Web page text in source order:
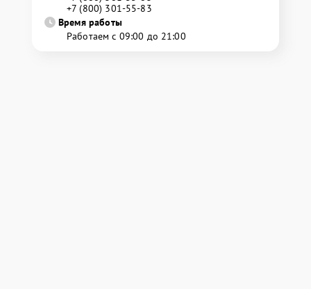
+7 (800) 301-55-83
Время работы
Работаем с 09:00 до 21:00